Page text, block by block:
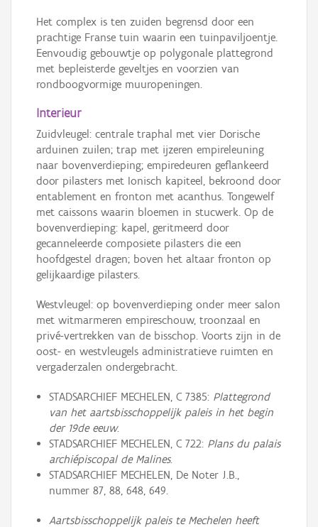
Het complex is ten zuiden begrensd door een
prachtige Franse tuin waarin een tuinpaviljoentje.
Eenvoudig gebouwtje op polygonale plattegrond
met bepleisterde geveltjes en voorzien van
rondboogvormige muuropeningen.
Interieur
Zuidvleugel: centrale traphal met vier Dorische
arduinen zuilen; trap met ijzeren empireleuning
naar bovenverdieping; empiredeuren geflankeerd
door pilasters met Ionisch kapiteel, bekroond door
entablement en fronton met acanthus. Tongewelf
met caissons waarin bloemen in stucwerk. Op de
bovenverdieping: kapel, geritmeerd door
gecanneleerde composiete pilasters die een
hoofdgestel dragen; boven het altaar fronton op
gelijkaardige pilasters.
Westvleugel: op bovenverdieping onder meer salon
met witmarmeren empireschouw, troonzaal en
privé-vertrekken van de bisschop. Voorts zijn in de
oost- en westvleugels administratieve ruimten en
vergaderzalen ondergebracht.
STADSARCHIEF MECHELEN, C 7385: Plattegrond
van het aartsbisschoppelijk paleis in het begin
der 19de eeuw.
STADSARCHIEF MECHELEN, C 722: Plans du palais
archiépiscopal de Malines.
STADSARCHIEF MECHELEN, De Noter J.B.,
nummer 87, 88, 648, 649.
Aartsbisschoppelijk paleis te Mechelen heeft